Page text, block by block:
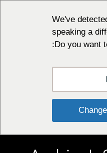
We've
speaking a
Do you want